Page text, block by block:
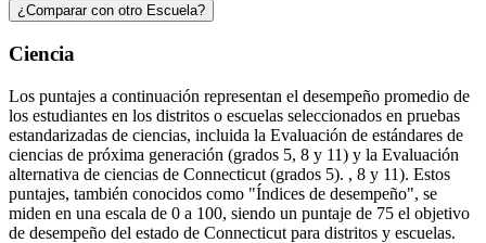
¿Comparar con otro Escuela?
Ciencia
Los puntajes a continuación representan el desempeño promedio de
los estudiantes en los distritos o escuelas seleccionados en pruebas
estandarizadas de ciencias, incluida la Evaluación de estándares de
ciencias de próxima generación (grados 5, 8 y 11) y la Evaluación
alternativa de ciencias de Connecticut (grados 5). , 8 y 11). Estos
puntajes, también conocidos como "Índices de desempeño", se
miden en una escala de 0 a 100, siendo un puntaje de 75 el objetivo
de desempeño del estado de Connecticut para distritos y escuelas.